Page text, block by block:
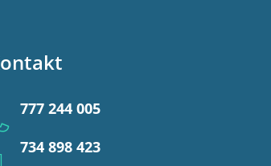
777 244 005
734 898 423